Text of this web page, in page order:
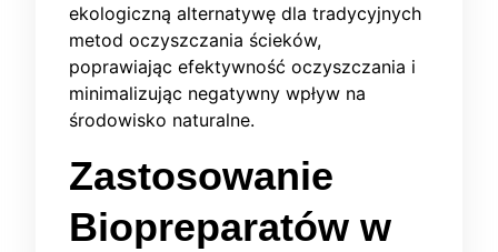
ekologiczną alternatywę dla tradycyjnych
metod oczyszczania ścieków,
poprawiając efektywność oczyszczania i
minimalizując negatywny wpływ na
środowisko naturalne.
Zastosowanie
Biopreparatów w